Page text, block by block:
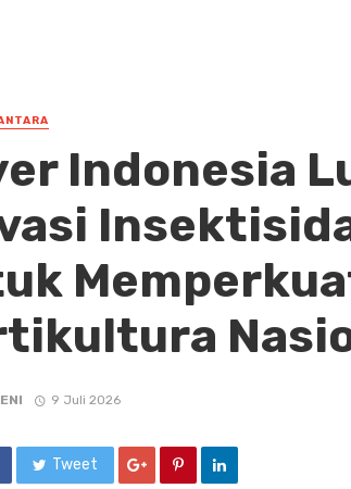
Indonesia
9 Juli 2026
Tweet